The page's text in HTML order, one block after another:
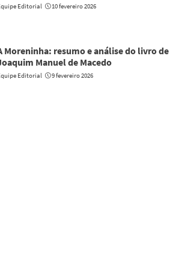
Editorial 10 fevereiro 2026
Moreninha: resumo e análise do livro de
Manuel de Macedo
Editorial 9 fevereiro 2026